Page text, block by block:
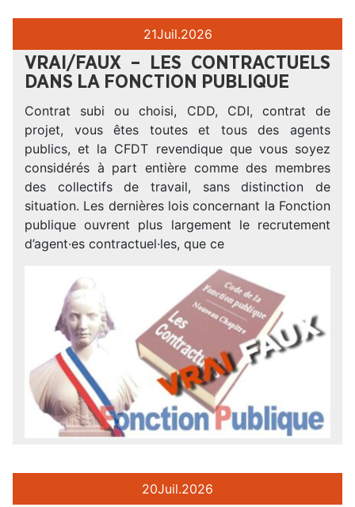
21Juil.2026
VRAI/FAUX – LES CONTRACTUELS
DANS LA FONCTION PUBLIQUE
Contrat subi ou choisi, CDD, CDI, contrat de
projet, vous êtes toutes et tous des agents
publics, et la CFDT revendique que vous soyez
considérés à part entière comme des membres
des collectifs de travail, sans distinction de
situation. Les dernières lois concernant la Fonction
publique ouvrent plus largement le recrutement
d’agent·es contractuel·les, que ce
20Juil.2026